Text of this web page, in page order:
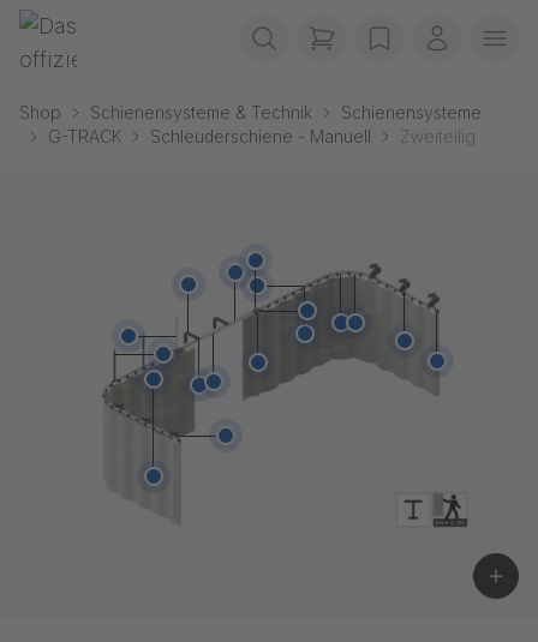
Navigation überspringen
Gerriets
items in cart, view
wishlistMein
Shop Schienensysteme & Technik
Schienensysteme
G-TRACK
Schleuderschiene - Manuell Zweiteilig